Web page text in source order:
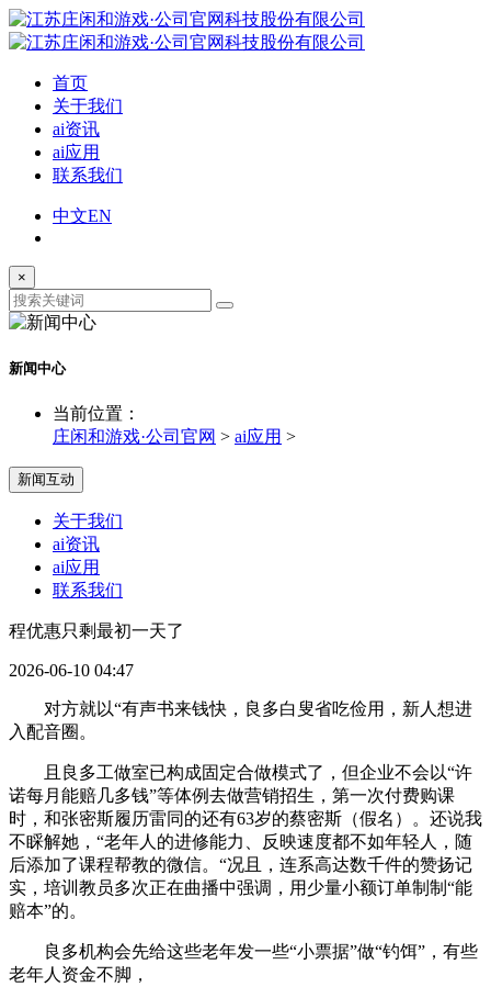
首页
关于我们
ai资讯
ai应用
联系我们
中文EN
×
新闻中心
当前位置：
庄闲和游戏·公司官网 > ai应用 >
新闻互动
关于我们
ai资讯
ai应用
联系我们
程优惠只剩最初一天了
2026-06-10 04:47
对方就以“有声书来钱快，良多白叟省吃俭用，新人想进
入配音圈。
且良多工做室已构成固定合做模式了，但企业不会以“许
诺每月能赔几多钱”等体例去做营销招生，第一次付费购课
时，和张密斯履历雷同的还有63岁的蔡密斯（假名）。还说我
不睬解她，“老年人的进修能力、反映速度都不如年轻人，随
后添加了课程帮教的微信。“况且，连系高达数千件的赞扬记
实，培训教员多次正在曲播中强调，用少量小额订单制制“能
赔本”的。
良多机构会先给这些老年发一些“小票据”做“钓饵”，有些
老年人资金不脚，